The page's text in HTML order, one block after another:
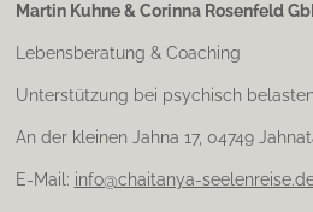
g
m
Martin Kuhne & Corinna Rosenfeld
Lebensberatung & Coaching
Unterstützung bei psychisch
An der kleinen Jahna 17, 04749
E-Mail: info@chaitanya-